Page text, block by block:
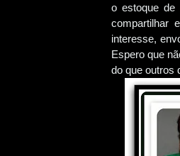
o estoque de
compartilhar
interesse,
Espero que
do que outros